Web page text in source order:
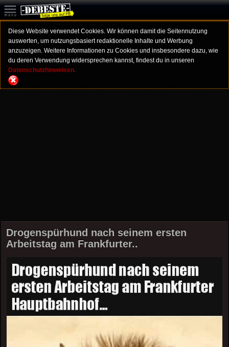
Diese Website verwendet Cookies. Wir können damit die Seitennutzung
auswerten, um nutzungsbasiert redaktionelle Inhalte und Werbung
anzuzeigen. Weitere Informationen zu Cookies und insbesondere dazu, wie
du deren Verwendung widersprechen kannst, findest du in unseren
Datenschutzhinweisen.
Drogenspürhund nach seinem ersten
Arbeitstag am Frankfurter..